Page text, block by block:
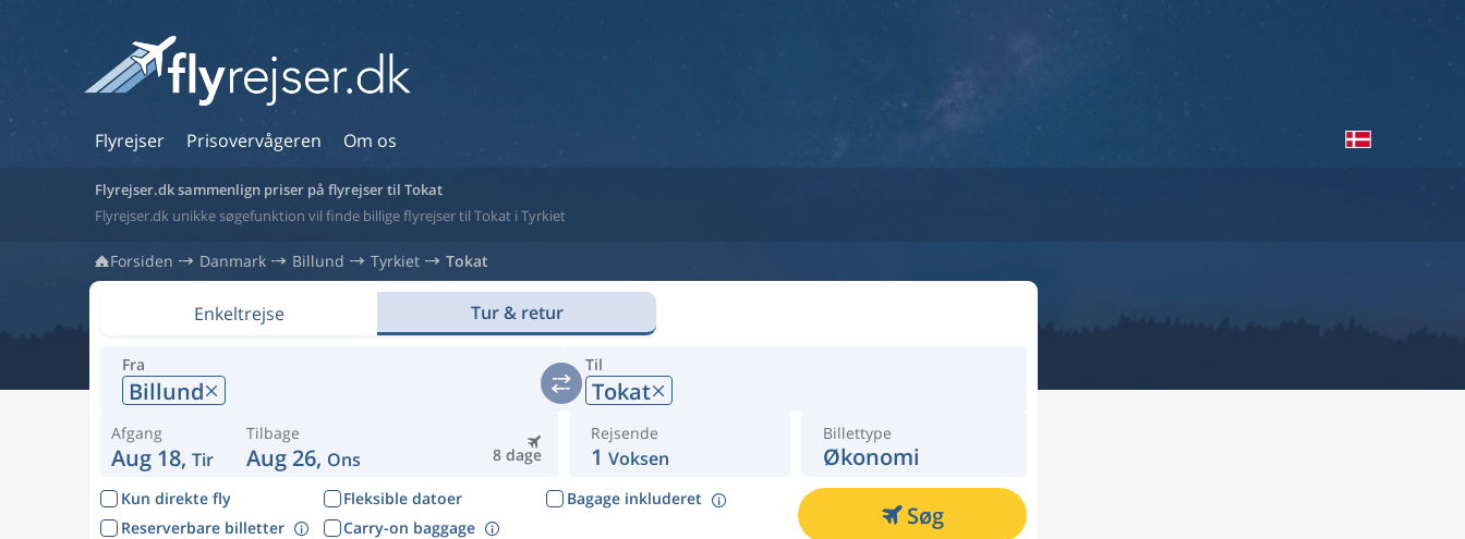
Flyrejser Prisovervågeren Om os
Flyrejser.dk sammenlign priser på flyrejser til Tokat
Flyrejser.dk unikke søgefunktion vil finde billige flyrejser til Tokat i Tyrkiet
Forsiden Danmark Billund Tyrkiet Tokat
Enkeltrejse Tur & retur
Fra
Billund
Til
Tokat
Afgang
Aug 18, Tir 8 dage
Tilbage
Aug 26, Ons
Rejsende
1 Voksen
Billettype
Økonomi
Kun direkte fly Fleksible datoer
Bagage inkluderet
Reserverbare billetter
Carry-on baggage Søg